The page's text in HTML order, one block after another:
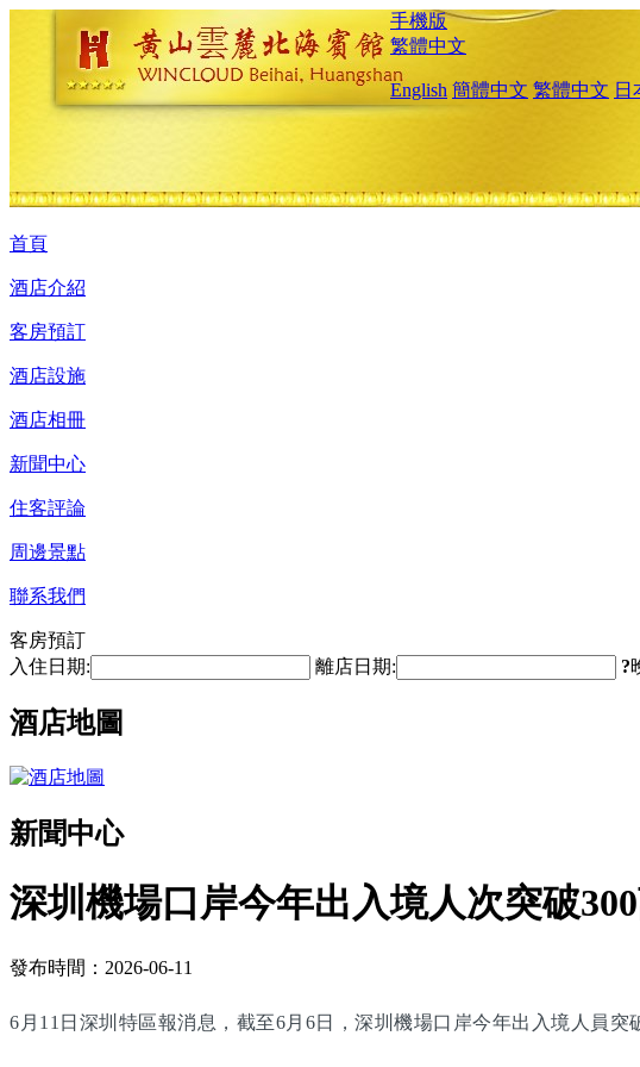
手機版
繁體中文
English 簡體中文 繁體中文 日
首頁
酒店介紹
客房預訂
酒店設施
酒店相冊
新聞中心
住客評論
周邊景點
聯系我們
客房預訂
入住日期:
離店日期: ?
酒店地圖
新聞中心
深圳機場口岸今年出入境人次突破
發布時間：2026-06-11
6月11日深圳特區報消息，截至6月6日，深圳機場口岸今年出入境人員突